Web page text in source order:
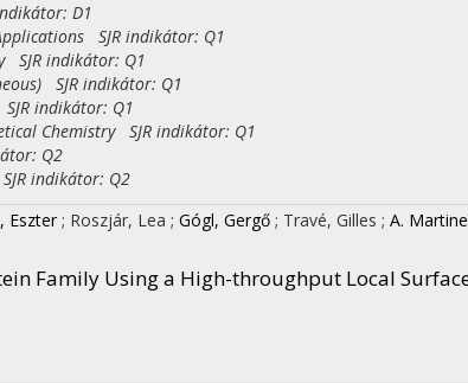
D1
SJR indikátor: Q1
SJR indikátor: Q1
SJR indikátor: Q1
indikátor: Q1
Chemistry SJR indikátor: Q1
Q2
indikátor: Q2
Eszter ; Roszjár, Lea ; Gógl, Gergő ; Travé, Gilles ; A.
Family Using a High-throughput Local